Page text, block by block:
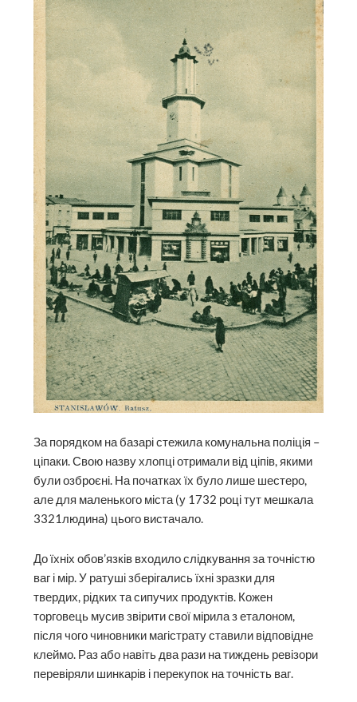
За порядком на базарі стежила комунальна поліція –
ціпаки. Свою назву хлопці отримали від ціпів, якими
були озброєні. На початках їх було лише шестеро,
але для маленького міста (у 1732 році тут мешкала
3321людина) цього вистачало.
До їхніх обов’язків входило слідкування за точністю
ваг і мір. У ратуші зберігались їхні зразки для
твердих, рідких та сипучих продуктів. Кожен
торговець мусив звірити свої мірила з еталоном,
після чого чиновники магістрату ставили відповідне
клеймо. Раз або навіть два рази на тиждень ревізори
перевіряли шинкарів і перекупок на точність ваг.